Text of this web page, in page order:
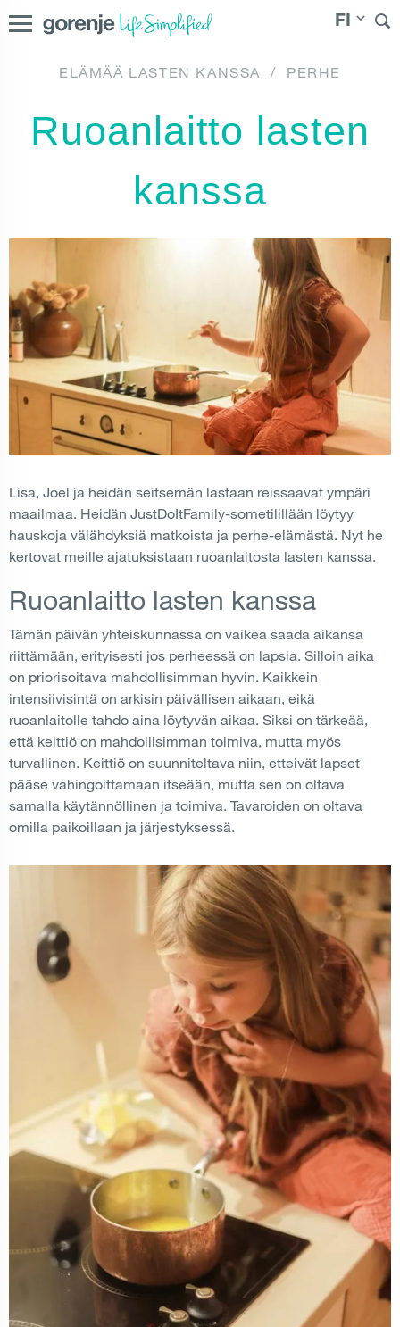
FI
ELÄMÄÄ LASTEN KANSSA / PERHE
Ruoanlaitto lasten
kanssa
Lisa, Joel ja heidän seitsemän lastaan reissaavat ympäri
maailmaa. Heidän JustDoItFamily-sometilillään löytyy
hauskoja välähdyksiä matkoista ja perhe-elämästä. Nyt he
kertovat meille ajatuksistaan ruoanlaitosta lasten kanssa.
Ruoanlaitto lasten kanssa
Tämän päivän yhteiskunnassa on vaikea saada aikansa
riittämään, erityisesti jos perheessä on lapsia. Silloin aika
on priorisoitava mahdollisimman hyvin. Kaikkein
intensiivisintä on arkisin päivällisen aikaan, eikä
ruoanlaitolle tahdo aina löytyvän aikaa. Siksi on tärkeää,
että keittiö on mahdollisimman toimiva, mutta myös
turvallinen. Keittiö on suunniteltava niin, etteivät lapset
pääse vahingoittamaan itseään, mutta sen on oltava
samalla käytännöllinen ja toimiva. Tavaroiden on oltava
omilla paikoillaan ja järjestyksessä.